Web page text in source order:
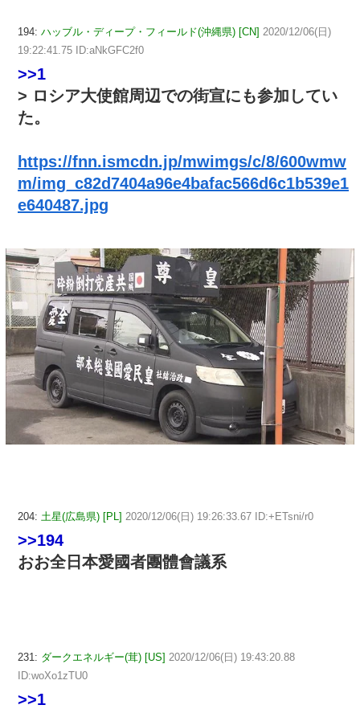
194: ハッブル・ディープ・フィールド(沖縄県) [CN] 2020/12/06(日)
19:22:41.75 ID:aNkGFC2f0
>>1
> ロシア大使館周辺での街宣にも参加してい
た。
https://fnn.ismcdn.jp/mwimgs/c/8/600wmw
m/img_c82d7404a96e4bafac566d6c1b539e1
e640487.jpg
204: 土星(広島県) [PL] 2020/12/06(日) 19:26:33.67 ID:+ETsni/r0
>>194
おお全日本愛國者團體會議系
231: ダークエネルギー(茸) [US] 2020/12/06(日) 19:43:20.88
ID:woXo1zTU0
>>1